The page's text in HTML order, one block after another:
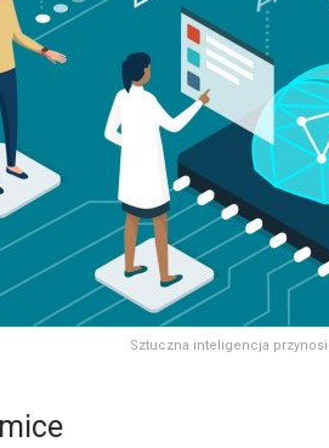
Sztuczna inteligencja